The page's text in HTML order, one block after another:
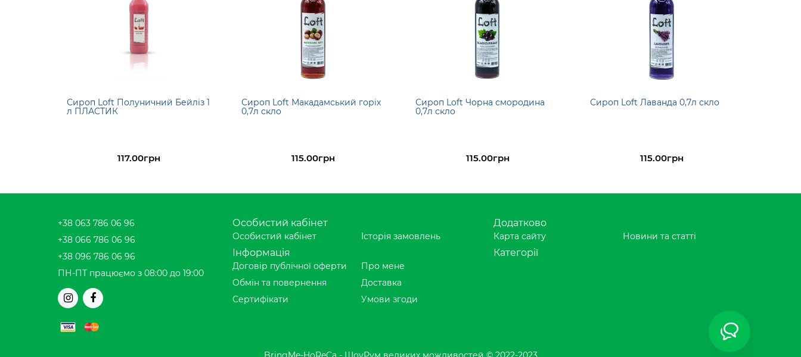
Сироп Loft Полуничний Бейліз 1
л ПЛАСТИК
117.00грн
Сироп Loft Макадамський горіх
0,7л скло
115.00грн
Сироп Loft Чорна смородина
0,7л скло
115.00грн
Сироп Loft Лаванда 0,7л скло
115.00грн
+38 063 786 06 96
+38 066 786 06 96
+38 096 786 06 96
ПН-ПТ працюємо з 08:00 до 19:00
Особистий кабінет
Особистий кабінет Історія замовлень
Додатково
Карта сайту Новини та статті
Інформація
Договір публічної оферти
Обмін та повернення
Сертифікати
Про мене
Доставка
Умови згоди
Категорії